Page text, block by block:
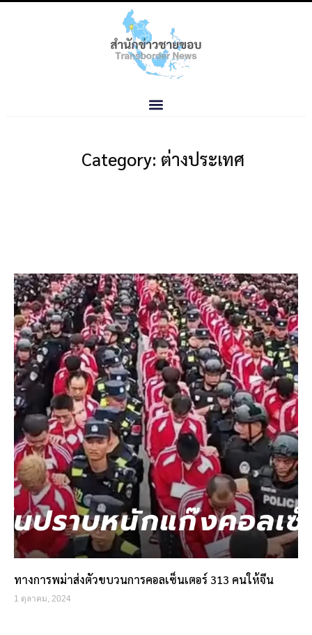
Category: ต่างประเทศ
ทางการพม่าส่งตัวขบวนการคอลเซ็นเตอร์ 313 คนให้จีน
1 ตุลาคม, 2024